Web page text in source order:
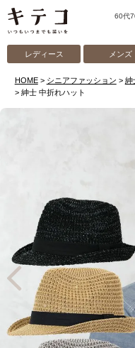
60代
レディース メンズ
HOME シニアファッション 紳
紳士 中折れハット